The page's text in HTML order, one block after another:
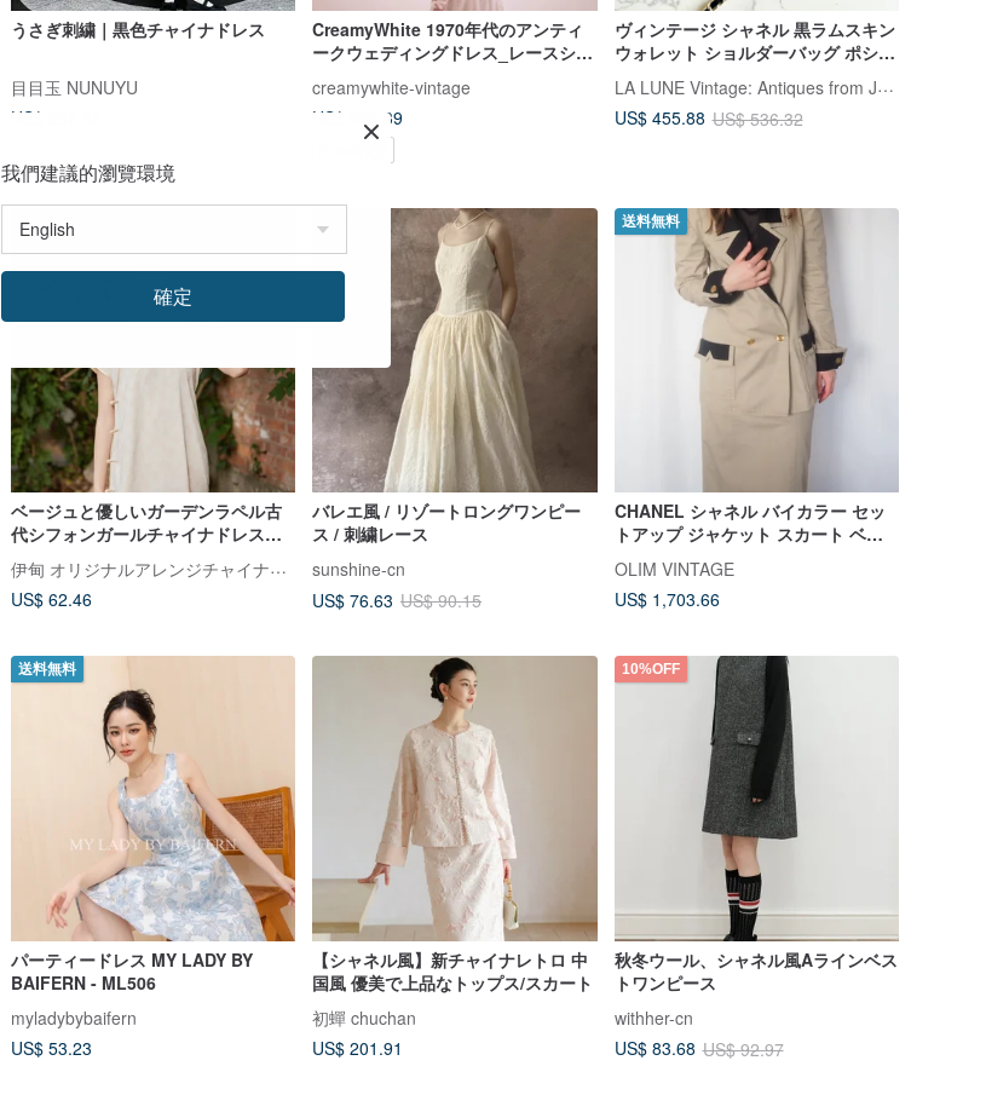
うさぎ刺繍｜黒色チャイナドレス
目目玉 NUNUYU
US$ 237.68
CreamyWhite 1970年代のアンティ
ークウェディングドレス_レースシフ
ォンスリーブマントロングテール
（長袖）
creamywhite-vintage
US$ 935.39
ヴィンテージ シャネル 黒ラムスキン
ウォレット ショルダーバッグ ポシェ
ット 肩掛け クロスボディ セカンド
バッグ
LA LUNE Vintage: Antiques from Japan
US$ 455.88 US$ 536.32
ベージュと優しいガーデンラペル古
代シフォンガールチャイナドレス新
しい中国風中秋節春祭り改良ワンピ
ースドレス
伊甸 オリジナルアレンジチャイナドレス
US$ 62.46
バレエ風 / リゾートロングワンピー
ス / 刺繍レース
sunshine-cn
US$ 76.63 US$ 90.15
送料無料
CHANEL シャネル バイカラー セッ
トアップ ジャケット スカート ベー
ジュ ブラック コットン ヴィンテー
ジ
OLIM VINTAGE
US$ 1,703.66
送料無料
パーティードレス MY LADY BY
BAIFERN - ML506
myladybybaifern
US$ 53.23
【シャネル風】新チャイナレトロ 中
国風 優美で上品なトップス/スカート
初蟬 chuchan
US$ 201.91
10%OFF
秋冬ウール、シャネル風Aラインベス
トワンピース
withher-cn
US$ 83.68 US$ 92.97
我們建議的瀏覽環境
確定